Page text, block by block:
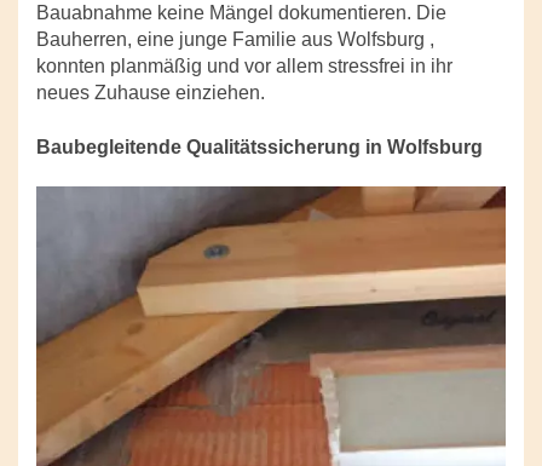
Bauabnahme keine Mängel dokumentieren. Die
Bauherren, eine junge Familie aus Wolfsburg ,
konnten planmäßig und vor allem stressfrei in ihr
neues Zuhause einziehen.
Baubegleitende Qualitätssicherung in Wolfsburg